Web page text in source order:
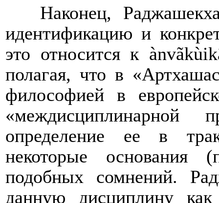
Наконец,
идентификацию и
это относится к ànvãkùik
полагая, что в
философией в
«междисциплинарной
определение ее в
некоторые основания
подобных сомнений.
данную дисциплину как